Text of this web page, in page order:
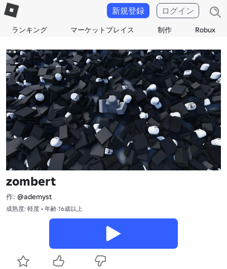
ランキング マーケットプレイス 制作 Robux
新規登録 ログイン
zombert
作: @ademyst
成熟度: 軽度 • 年齢 16歳以上